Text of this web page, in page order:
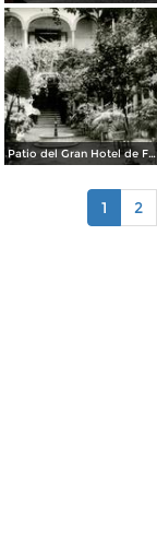
Patio del Gran Hotel de Francia
1 2